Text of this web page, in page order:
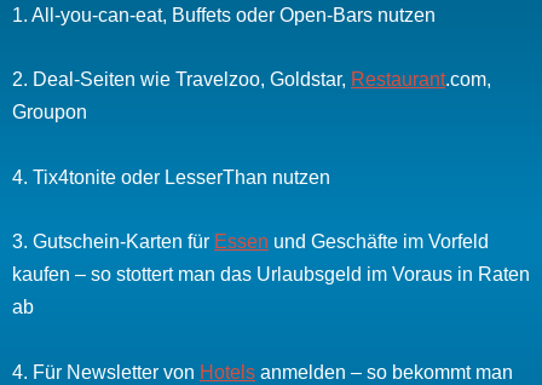
1. All-you-can-eat, Buffets oder Open-Bars nutzen
2. Deal-Seiten wie Travelzoo, Goldstar, Restaurant.com,
Groupon
4. Tix4tonite oder LesserThan nutzen
3. Gutschein-Karten für Essen und Geschäfte im Vorfeld
kaufen – so stottert man das Urlaubsgeld im Voraus in Raten
ab
4. Für Newsletter von Hotels anmelden – so bekommt man